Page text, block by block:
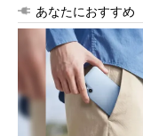
あなたにおすすめ